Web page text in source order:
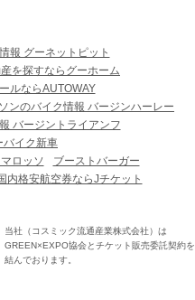
報 グーネットピット
を探すならグーホーム
ルならAUTOWAY
ンのバイク情報 バージンハーレー
バージントライアンフ
バイク新車
マロッソ
ブーストバーガー
内格安航空券ならJチケット
当社（コスミック流通産業株式会社）は
GREEN×EXPO協会とチケット販売委託契約を
結んでおります。